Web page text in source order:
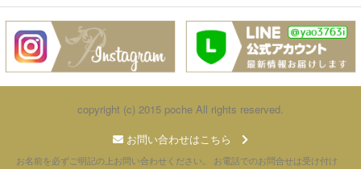
copyright (c) 2015 poche All rights reserved.
お問い合わせはこちら
お名前を必ずご明記の上お問い合わせください。 お電話でのお問合せは受け付け